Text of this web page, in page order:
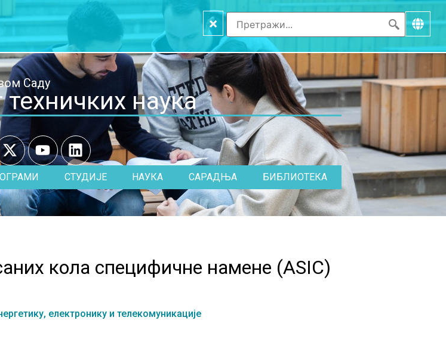
×
Саду
наука
СТУДИЈЕ НАУКА САРАДЊА БИБЛИОТЕКА
кола специфичне намене (ASIC)
електронику и телекомуникације